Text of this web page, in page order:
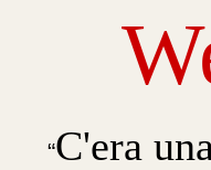
“C'era